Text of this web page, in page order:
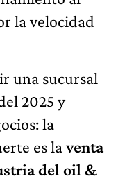
la velocidad
una sucursal
2025 y
la
es laventa
del oil &